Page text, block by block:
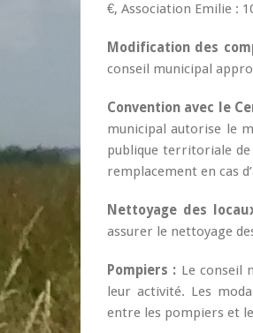
€, Association Emilie :
Modification des
conseil municipal
Convention avec le
municipal autorise le
publique territoriale
remplacement en cas
Nettoyage des
assurer le nettoyage
Pompiers : Le conseil
leur activité. Les
entre les pompiers et